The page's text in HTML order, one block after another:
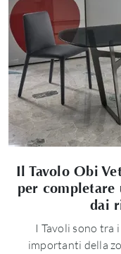
Il Tavolo Obi
per completare
dai
I Tavoli sono tra
importanti della